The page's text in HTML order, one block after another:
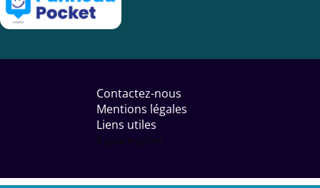
Contactez-nous
Mentions légales
Liens utiles
Espace privé